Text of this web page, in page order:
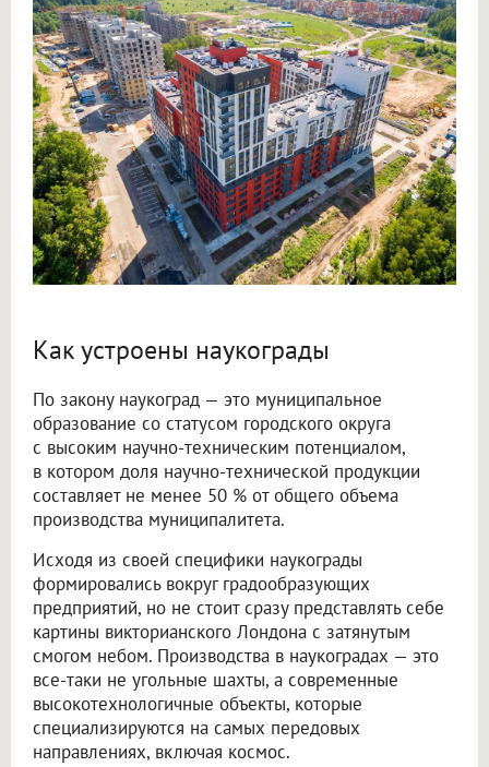
Как устроены наукограды
По закону наукоград — это муниципальное
образование со статусом городского округа
с высоким научно-техническим потенциалом,
в котором доля научно-технической продукции
составляет не менее 50 % от общего объема
производства муниципалитета.
Исходя из своей специфики наукограды
формировались вокруг градообразующих
предприятий, но не стоит сразу представлять себе
картины викторианского Лондона с затянутым
смогом небом. Производства в наукоградах — это
все-таки не угольные шахты, а современные
высокотехнологичные объекты, которые
специализируются на самых передовых
направлениях, включая космос.